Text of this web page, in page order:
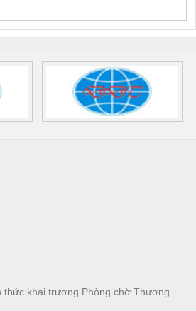
thức khai trương Phòng chờ Thương